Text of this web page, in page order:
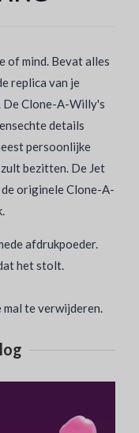
of mind. Bevat alles
replica van je
De Clone-A-Willy's
details
persoonlijke
bezitten. De Jet
originele Clone-A-
afdrukpoeder.
het stolt.
mal te verwijderen.